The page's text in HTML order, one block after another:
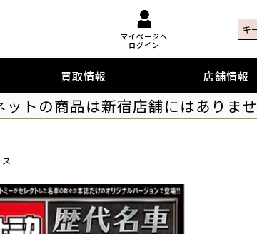
マイページへ
ログイン
買取情報 店舗情報
ットの商品は新宿店舗にはありま